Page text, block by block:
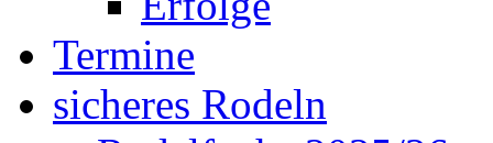
Termine
sicheres Rodeln